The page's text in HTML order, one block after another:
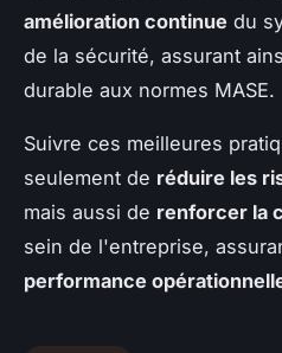
amélioration continue du
de la sécurité, assurant
durable aux normes MASE.
Suivre ces meilleures
seulement de réduire les
mais aussi de renforcer la
sein de l'entreprise,
performance